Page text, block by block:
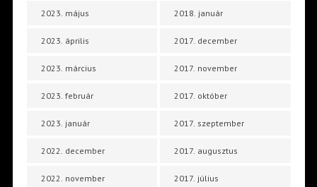
2023. május
2023. április
2023. március
2023. február
2023. január
2022. december
2022. november
2018. január
2017. december
2017. november
2017. október
2017. szeptember
2017. augusztus
2017. július